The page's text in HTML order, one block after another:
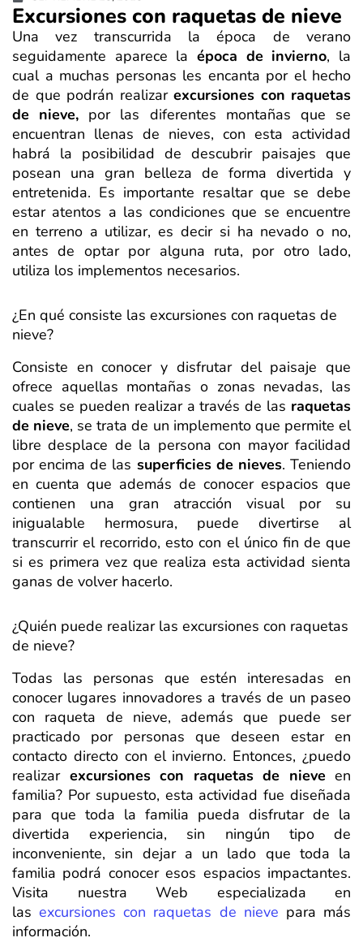
Excursiones con raquetas de nieve
Una vez transcurrida la época de verano
seguidamente aparece la época de invierno, la
cual a muchas personas les encanta por el hecho
de que podrán realizar excursiones con raquetas
de nieve, por las diferentes montañas que se
encuentran llenas de nieves, con esta actividad
habrá la posibilidad de descubrir paisajes que
posean una gran belleza de forma divertida y
entretenida. Es importante resaltar que se debe
estar atentos a las condiciones que se encuentre
en terreno a utilizar, es decir si ha nevado o no,
antes de optar por alguna ruta, por otro lado,
utiliza los implementos necesarios.
¿En qué consiste las excursiones con raquetas de
nieve?
Consiste en conocer y disfrutar del paisaje que
ofrece aquellas montañas o zonas nevadas, las
cuales se pueden realizar a través de las raquetas
de nieve, se trata de un implemento que permite el
libre desplace de la persona con mayor facilidad
por encima de las superficies de nieves. Teniendo
en cuenta que además de conocer espacios que
contienen una gran atracción visual por su
inigualable hermosura, puede divertirse al
transcurrir el recorrido, esto con el único fin de que
si es primera vez que realiza esta actividad sienta
ganas de volver hacerlo.
¿Quién puede realizar las excursiones con raquetas
de nieve?
Todas las personas que estén interesadas en
conocer lugares innovadores a través de un paseo
con raqueta de nieve, además que puede ser
practicado por personas que deseen estar en
contacto directo con el invierno. Entonces, ¿puedo
realizar excursiones con raquetas de nieve en
familia? Por supuesto, esta actividad fue diseñada
para que toda la familia pueda disfrutar de la
divertida experiencia, sin ningún tipo de
inconveniente, sin dejar a un lado que toda la
familia podrá conocer esos espacios impactantes.
Visita nuestra Web especializada en
lasexcursiones con raquetas de nieve para más
información.